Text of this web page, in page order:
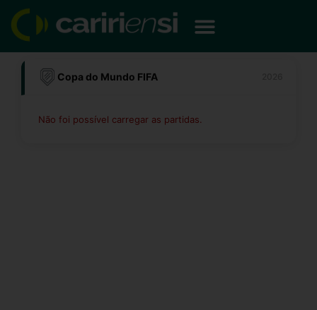
para
conteúdo
Copa do Mundo FIFA
Não foi possível carregar as partidas.